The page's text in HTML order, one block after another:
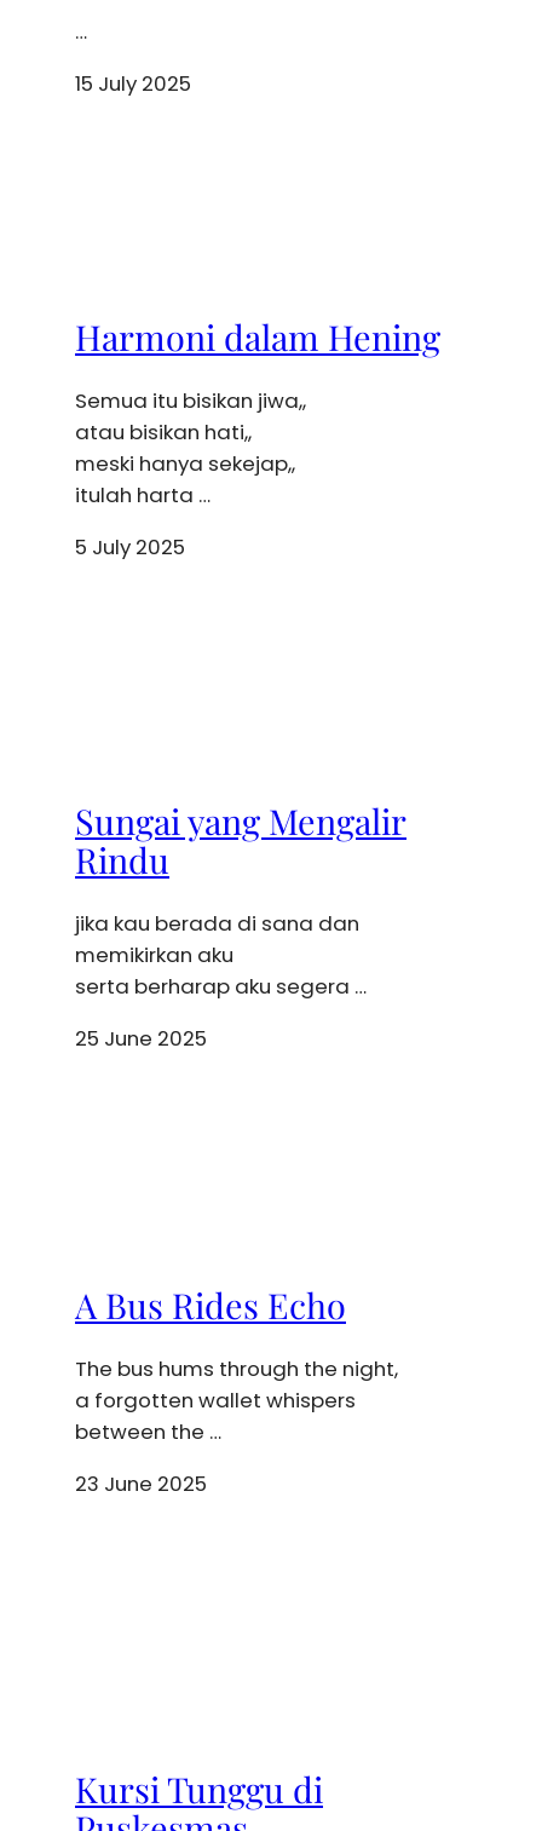
…
15 July 2025
Harmoni dalam Hening
Semua itu bisikan jiwa,,
atau bisikan hati,,
meski hanya sekejap,,
itulah harta …
5 July 2025
Sungai yang Mengalir
Rindu
jika kau berada di sana dan
memikirkan aku
serta berharap aku segera …
25 June 2025
A Bus Rides Echo
The bus hums through the night,
a forgotten wallet whispers
between the …
23 June 2025
Kursi Tunggu di